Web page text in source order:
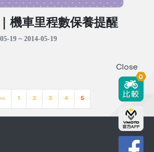
機車里程數保養提醒
19 ~ 2014-05-19
<< 1 2 3 4 5
Close
0